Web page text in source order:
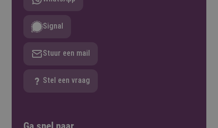
Signal
Stuur een mail
Stel een vraag